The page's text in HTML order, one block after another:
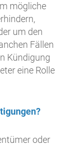
mögliche
um den
Fällen
Kündigung
eine Rolle
oder